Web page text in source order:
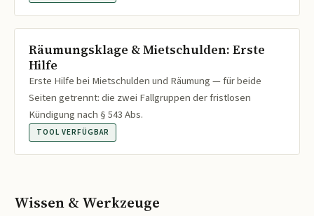
Räumungsklage & Mietschulden: Erste
Hilfe
Erste Hilfe bei Mietschulden und Räumung — für beide
Seiten getrennt: die zwei Fallgruppen der fristlosen
Kündigung nach § 543 Abs.
TOOL VERFÜGBAR
Wissen & Werkzeuge